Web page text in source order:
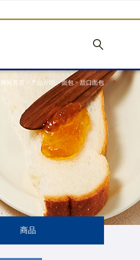
网站首页 > 产品介绍 >面包>甜口面包
商品